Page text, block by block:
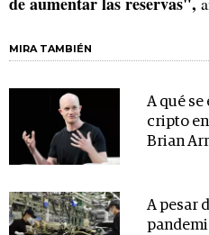
MIRA TAMBIÉN
A qué
cripto
Brian
A pesar